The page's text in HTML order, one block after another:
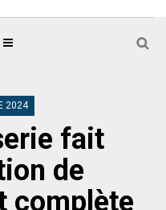
2024
fait
de
complète